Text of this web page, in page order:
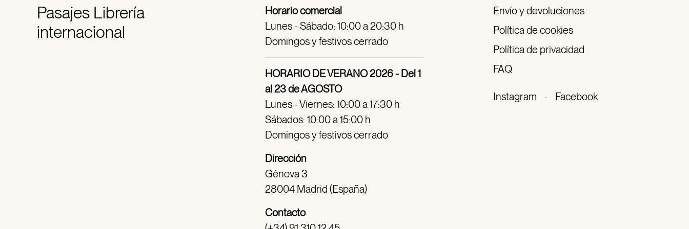
PasajesLibrería
internacional
Horario comercial
Lunes - Sábado: 10:00 a 20:30 h
Domingos y festivos cerrado
HORARIO DE VERANO 2026 - Del 1
al 23 de AGOSTO
Lunes - Viernes: 10:00 a 17:30 h
Sábados: 10:00 a 15:00 h
Domingos y festivos cerrado
Dirección
Génova 3
28004 Madrid (España)
Contacto
Envío y devoluciones
Política de cookies
Política de privacidad
FAQ
Instagram · Facebook